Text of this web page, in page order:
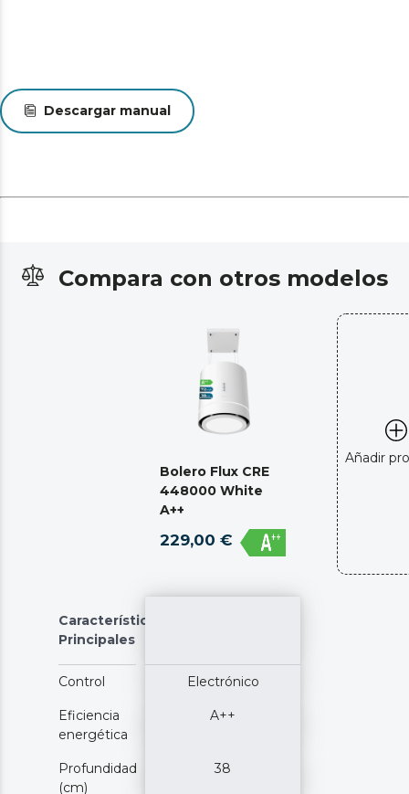
Descargar manual
Compara con otros modelos
Bolero Flux CRE
448000 White
A++
229,00 €
Añadir
Características
Principales
Control Electrónico
Eficiencia
energética
A++
Profundidad
(cm)
38